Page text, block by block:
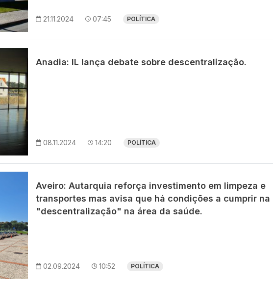
21.11.2024 07:45 POLÍTICA
Anadia: IL lança debate sobre descentralização.
08.11.2024 14:20 POLÍTICA
Aveiro: Autarquia reforça investimento em limpeza e
transportes mas avisa que há condições a cumprir na
"descentralização" na área da saúde.
02.09.2024 10:52 POLÍTICA